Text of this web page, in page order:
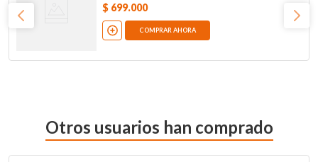
$ 699.000
COMPRAR AHORA
Otros usuarios han comprado